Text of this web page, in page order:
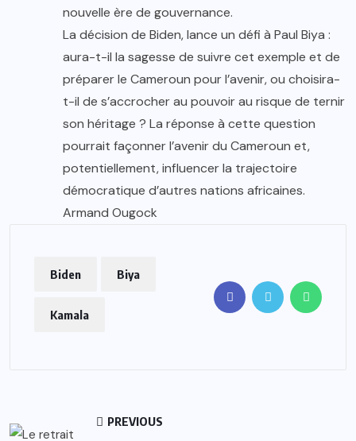
nouvelle ère de gouvernance.
La décision de Biden, lance un défi à Paul Biya :
aura-t-il la sagesse de suivre cet exemple et de
préparer le Cameroun pour l’avenir, ou choisira-
t-il de s’accrocher au pouvoir au risque de ternir
son héritage ? La réponse à cette question
pourrait façonner l’avenir du Cameroun et,
potentiellement, influencer la trajectoire
démocratique d’autres nations africaines.
Armand Ougock
Biden Biya
Kamala
PREVIOUS